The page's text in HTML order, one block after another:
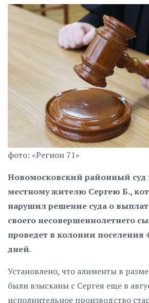
фото: «Регион 71»
Новомосковский районный суд
местному жителю Сергею Б.,
нарушил решение суда о
своего несовершеннолетнего
проведет в колонии поселения
дней.
Установлено, что алименты в
были взысканы с Сергея еще в
исполнительное производство